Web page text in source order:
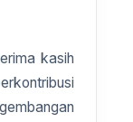
kasih